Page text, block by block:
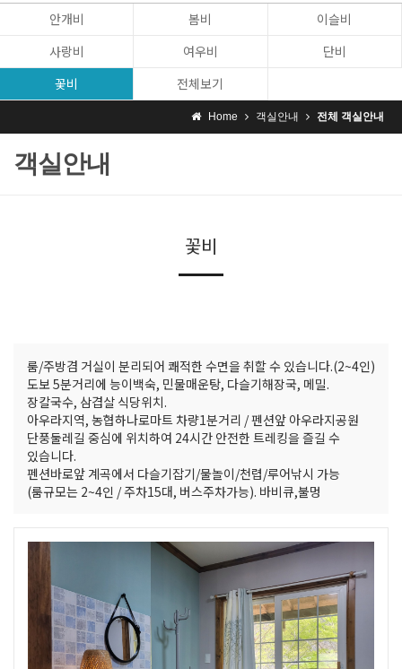
안개비 봄비
이슬비
사랑비
여우비
단비
꽃비
전체보기
Home 객실안내 전체 객실안내
객실안내
꽃비
룸/주방겸 거실이 분리되어 쾌적한 수면을 취할 수 있습니다.(2~4인)
도보 5분거리에 능이백숙, 민물매운탕, 다슬기해장국, 메밀.
장칼국수, 삼겹살 식당위치.
아우라지역, 농협하나로마트 차량1분거리 / 펜션앞 아우라지공원
단풍둘레길 중심에 위치하여 24시간 안전한 트레킹을 즐길 수
있습니다.
펜션바로앞 계곡에서 다슬기잡기/물놀이/천렵/루어낚시 가능
(룸규모는 2~4인 / 주차15대, 버스주차가능). 바비큐,불멍